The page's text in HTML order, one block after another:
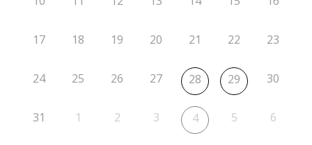
17 18 19 20 21 22 23
24 25 26 27 28 29 30
31 1 2 3 4 5 6